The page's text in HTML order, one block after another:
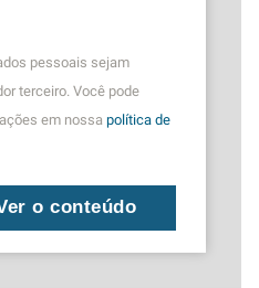
pessoais sejam
terceiro. Você pode
em nossa política de
o conteúdo